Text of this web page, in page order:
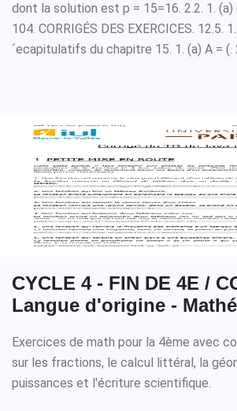
dont la solution est p = 15=16. 2.2. 1. (a)
104. CORRIGÉS DES EXERCICES. 12.5.
´ecapitulatifs du chapitre 15. 1. (a) A = (.
CYCLE 4 - FIN DE 4E /
Langue d'origine -
Exercices de math pour la 4ème avec
sur les fractions, le calcul littéral, la
puissances et l'écriture scientifique.